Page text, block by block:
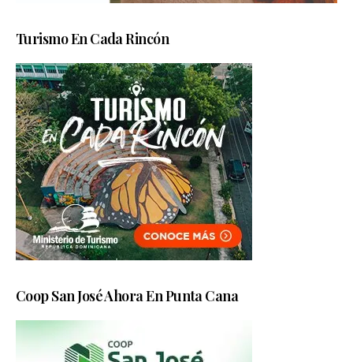
Turismo En Cada Rincón
Coop San José Ahora En Punta Cana